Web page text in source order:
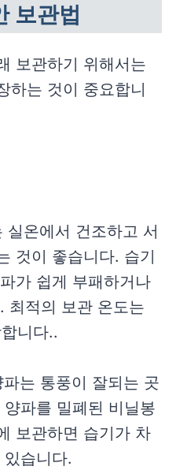
보관법
보관하기 위해서는
하는 것이 중요합니
실온에서 건조하고 서
것이 좋습니다. 습기
가 쉽게 부패하거나
최적의 보관 온도는
니다..
파는 통풍이 잘되는 곳
파를 밀폐된 비닐봉
보관하면 습기가 차
습니다.